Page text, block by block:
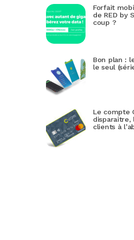
Forfait
de RED by
coup ?
Bon plan :
le seul
Le compte
disparaitre,
clients à